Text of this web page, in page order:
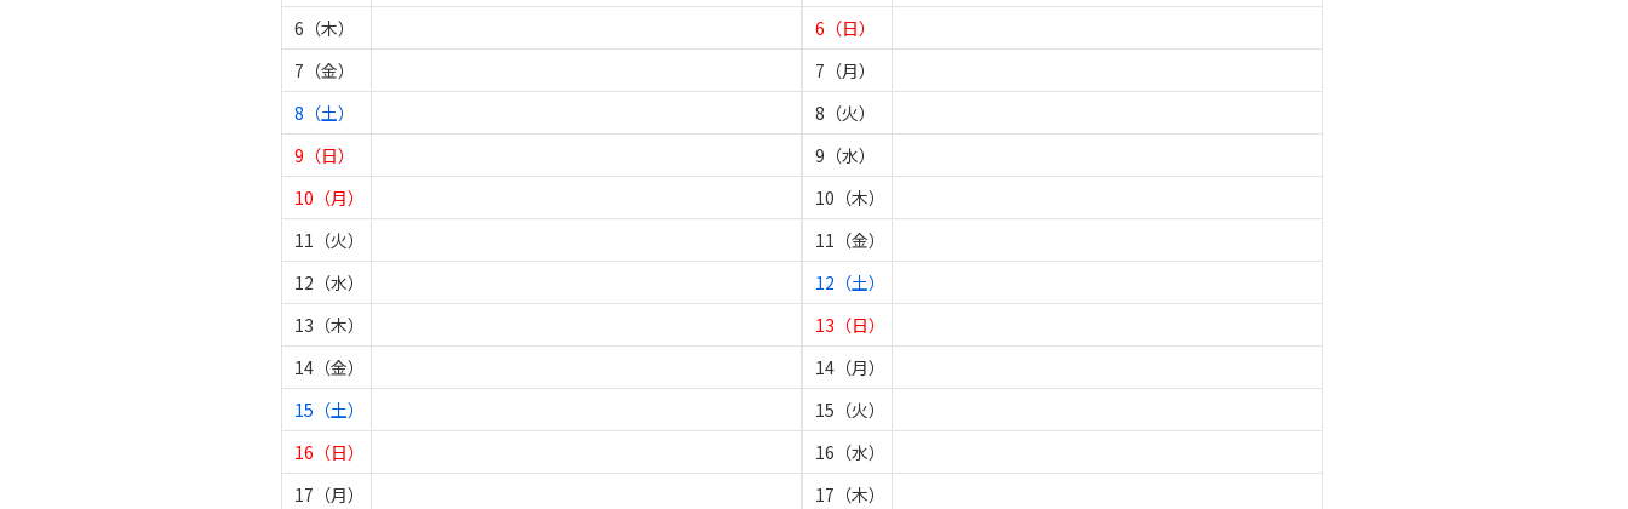
6（木）
7（金）
8（土）
9（日）
10（月）
11（火）
12（水）
13（木）
14（金）
15（土）
16（日）
17（月）
6（日）
7（月）
8（火）
9（水）
10（木）
11（金）
12（土）
13（日）
14（月）
15（火）
16（水）
17（木）